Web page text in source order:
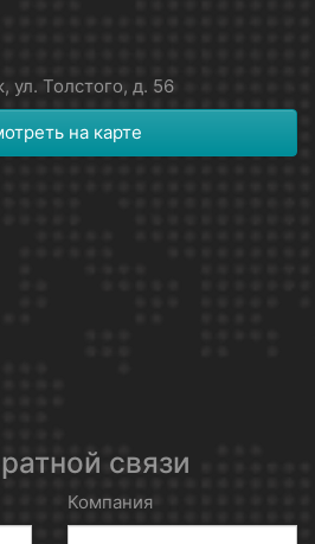
ул. Толстого, д. 56
на карте
связи
Компания